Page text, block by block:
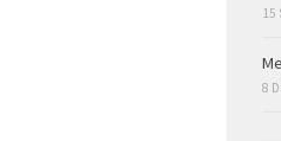
15
8